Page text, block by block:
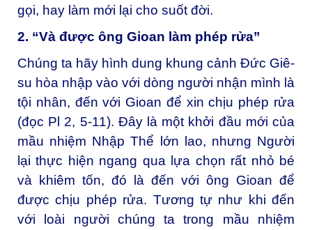
gọi, hay làm mới lại cho suốt đời.
2. “Và được ông Gioan làm phép rửa”
Chúng ta hãy hình dung khung cảnh Đức Giê-
su hòa nhập vào với dòng người nhận mình là
tội nhân, đến với Gioan để xin chịu phép rửa
(đọc Pl 2, 5-11). Đây là một khởi đầu mới của
mầu nhiệm Nhập Thể lớn lao, nhưng Người
lại thực hiện ngang qua lựa chọn rất nhỏ bé
và khiêm tốn, đó là đến với ông Gioan để
được chịu phép rửa. Tương tự như khi đến
với loài người chúng ta trong mầu nhiệm